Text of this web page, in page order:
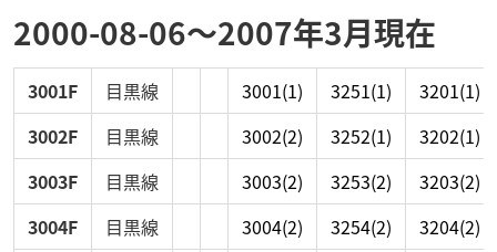
2000-08-06〜2007年3月現在
3001F 目黒線 3001(1) 3251(1) 3201(1)
3002F
目黒線 3002(2) 3252(1) 3202(1)
3003F
目黒線 3003(2) 3253(2) 3203(2)
3004F
目黒線 3004(2) 3254(2) 3204(2)